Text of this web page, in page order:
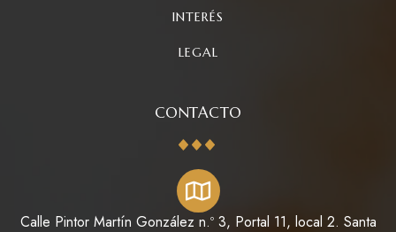
INTERÉS
LEGAL
CONTACTO
Calle Pintor Martín González n.º 3, Portal 11, local 2. Santa